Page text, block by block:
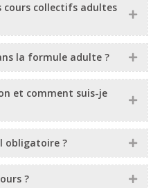
cours collectifs adultes
la formule adulte ?
et comment suis-je
obligatoire ?
?